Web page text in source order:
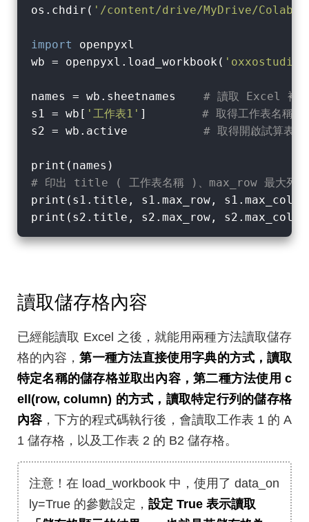
os.chdir( '/content/drive/MyDrive/Colab
import
openpyxl
wb = openpyxl.load_workbook(
names = wb.sheetnames # 讀取 Excel 裡所
s1 = wb[ '工作表1' ] # 取得工作表名稱為
s2 = wb.active # 取得開啟試算表
# 印出 title ( 工作表名稱 )、max_row 最大列數
print(s1.title, s1.max_row,
讀取儲存格內容
已經能讀取 Excel 之後，就能用兩種方法讀取儲存
格的內容，第一種方法直接使用字典的方式，讀取
特定名稱的儲存格並取出內容，第二種方法使用 c
ell(row, column) 的方式，讀取特定行列的儲存格
內容 ，下方的程式碼執行後，會讀取工作表 1 的 A
1 儲存格，以及工作表 2 的 B2 儲存格。
注意！在 load_workbook 中，使用了 data_on
ly=True 的參數設定， 設定 True 表示讀取